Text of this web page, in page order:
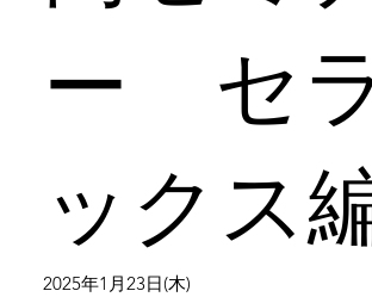
ー セ
ックス
2025年1月23日(木)